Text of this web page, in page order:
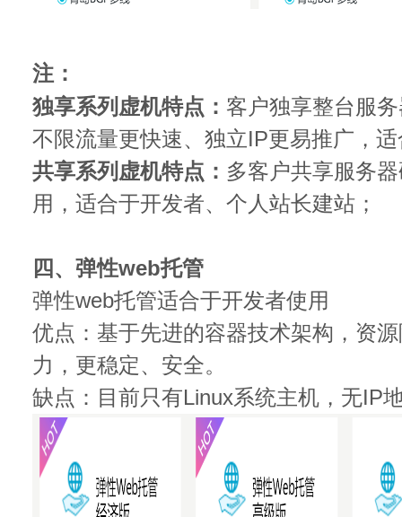
注：
独享系列虚机特点： 客户独享整台服
不限流量更快速、独立IP更易推广，
共享系列虚机特点： 多客户共享服务
用，适合于开发者、个人站长建站；
四、弹性web托管
弹性web托管适合于开发者使用
优点：基于先进的容器技术架构，资
力，更稳定、安全。
缺点：目前只有Linux系统主机，无IP